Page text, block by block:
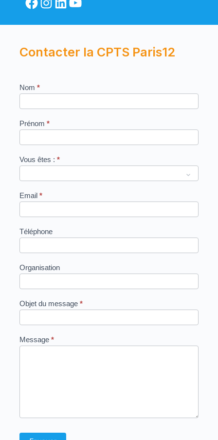
Nous
contacter
Contacter la CPTS Paris12
Nom *
Prénom *
Vous êtes : *
Email *
Téléphone
Organisation
Objet du message *
Message *
Si
humain,
pas
champ.